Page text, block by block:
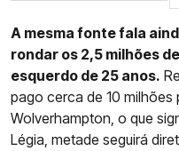
A mesma fonte fala
rondar os 2,5 milhões
esquerdo de 25 anos.
pago cerca de 10
Wolverhampton, o que
Légia, metade seguirá